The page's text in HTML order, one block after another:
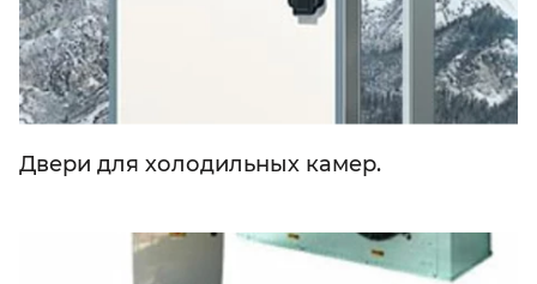
Двери для холодильных камер.